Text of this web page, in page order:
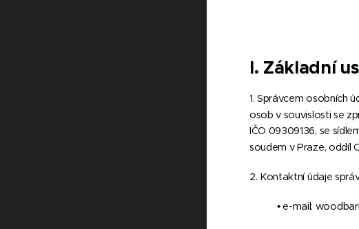
I. Základní
1. Správcem osobních
osob v souvislosti se
IČO 09309136, se
soudem v Praze, oddíl
2. Kontaktní údaje
• e-mail: